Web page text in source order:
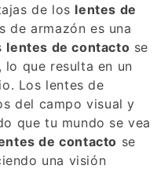
de los lentes de
de armazón es una
lentes de contacto se
que resulta en un
Los lentes de
del campo visual y
que tu mundo se vea
de contacto se
una visión